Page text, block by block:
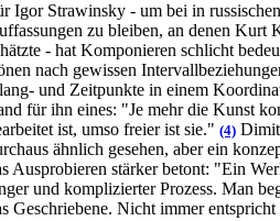
Igor Strawinsky - um bei in
zu bleiben, an denen Kurt
- hat Komponieren schlicht
nach gewissen
und Zeitpunkte in einem
für ihn eines: "Je mehr die Kunst
ist, umso freier ist sie." (4)
ähnlich gesehen, aber ein
Ausprobieren stärker betont: "Ein
und komplizierter Prozess. Man
Geschriebene. Nicht immer